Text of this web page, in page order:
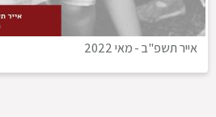
אייר תשפ"ב-מאי 2022